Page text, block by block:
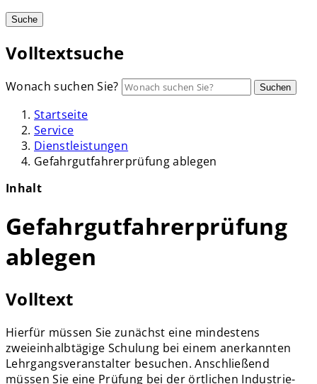
Suche
Volltextsuche
Wonach suchen Sie? Suchen
Startseite
Service
Dienstleistungen
Gefahrgutfahrerprüfung ablegen
Inhalt
Gefahrgutfahrerprüfung
ablegen
Volltext
Hierfür müssen Sie zunächst eine mindestens
zweieinhalbtägige Schulung bei einem anerkannten
Lehrgangsveranstalter besuchen. Anschließend
müssen Sie eine Prüfung bei der örtlichen Industrie-